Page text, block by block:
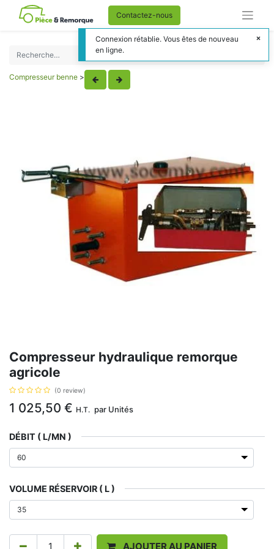
Contactez-nous
Compresseur benne >
Compresseur hydraulique remorque
agricole
(0 review)
1 025,50 € H.T. par Unités
DÉBIT ( L/MN )
VOLUME RÉSERVOIR ( L )
AJOUTER AU PANIER
Connexion rétablie. Vous êtes de nouveau
en ligne.